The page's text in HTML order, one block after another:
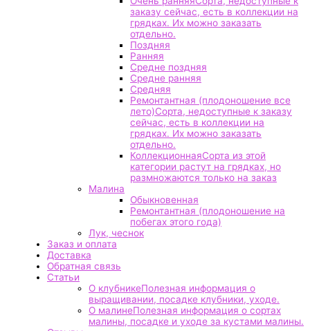
заказу сейчас, есть в коллекции на
грядках. Их можно заказать
отдельно.
Поздняя
Ранняя
Средне поздняя
Средне ранняя
Средняя
Ремонтантная (плодоношение все
лето)Сорта, недоступные к заказу
сейчас, есть в коллекции на
грядках. Их можно заказать
отдельно.
КоллекционнаяСорта из этой
категории растут на грядках, но
размножаются только на заказ
Малина
Обыкновенная
Ремонтантная (плодоношение на
побегах этого года)
Лук, чеснок
Заказ и оплата
Доставка
Обратная связь
Статьи
О клубникеПолезная информация о
выращивании, посадке клубники, уходе.
О малинеПолезная информация о сортах
малины, посадке и уходе за кустами малины.